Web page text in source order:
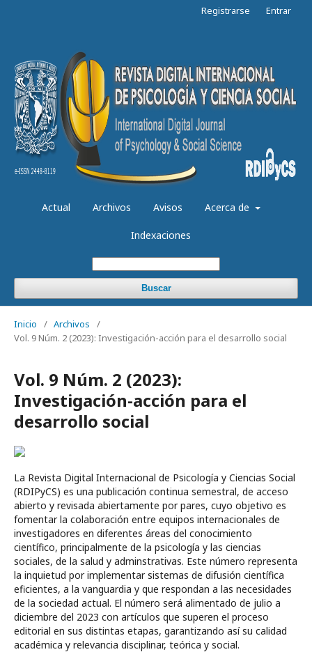
Actual Archivos Avisos Acerca de
Indexaciones
Buscar
Registrarse Entrar
Inicio / Archivos
/
Vol. 9 Núm. 2 (2023): Investigación-acción para el desarrollo social
Vol. 9 Núm. 2 (2023):
Investigación-acción para el
desarrollo social
La Revista Digital Internacional de Psicología y Ciencias Social
(RDIPyCS) es una publicación continua semestral, de acceso
abierto y revisada abiertamente por pares, cuyo objetivo es
fomentar la colaboración entre equipos internacionales de
investigadores en diferentes áreas del conocimiento
científico, principalmente de la psicología y las ciencias
sociales, de la salud y adminstrativas. Este número representa
la inquietud por implementar sistemas de difusión científica
eficientes, a la vanguardia y que respondan a las necesidades
de la sociedad actual. El número será alimentado de julio a
diciembre del 2023 con artículos que superen el proceso
editorial en sus distintas etapas, garantizando así su calidad
académica y relevancia disciplinar, teórica y social.